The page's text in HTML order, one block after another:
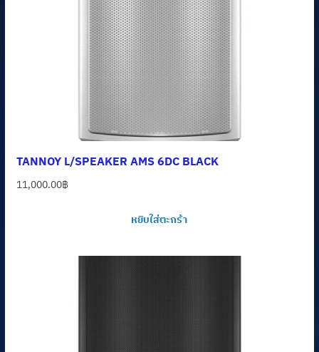
TANNOY L/SPEAKER AMS 6DC BLACK
11,000.00฿
หยิบใส่ตะกร้า